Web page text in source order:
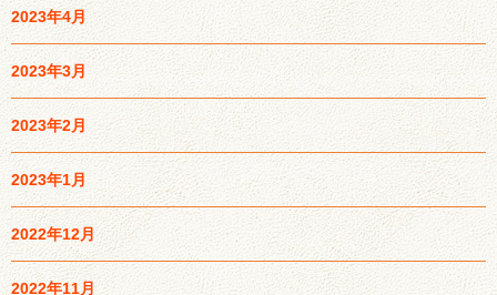
2023年4月
2023年3月
2023年2月
2023年1月
2022年12月
2022年11月